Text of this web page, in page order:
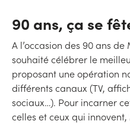
90 ans, ça se
A l’occasion des 90 ans
souhaité célébrer le
proposant une opération
différents canaux (TV,
sociaux…). Pour incarner
celles et ceux qui